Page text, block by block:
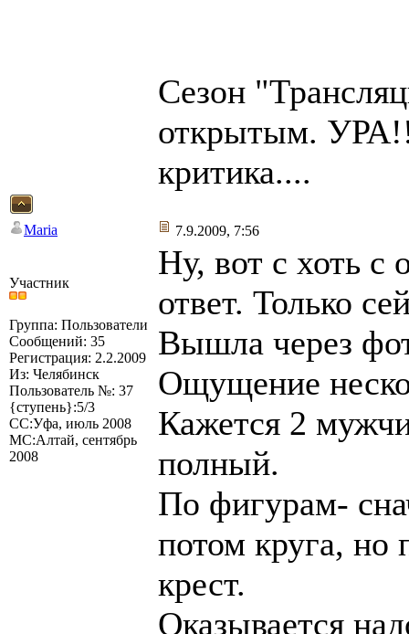
Сезон
открытым.
критика....
Maria 7.9.2009, 7:56
Участник
Группа: Пользователи
Сообщений: 35
Регистрация: 2.2.2009
Из: Челябинск
Пользователь №: 37
{ступень}:5/3
СС:Уфа, июль 2008
МС:Алтай, сентябрь
2008
Ну, вот с хоть с
ответ. Только
Вышла через
Ощущение
Кажется 2
полный.
По фигурам-
потом круга, но
крест.
Оказывается